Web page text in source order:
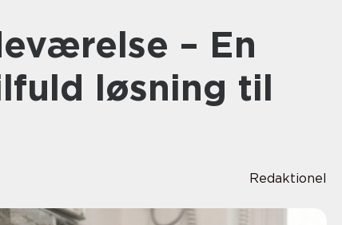
løsning til
Redaktionel